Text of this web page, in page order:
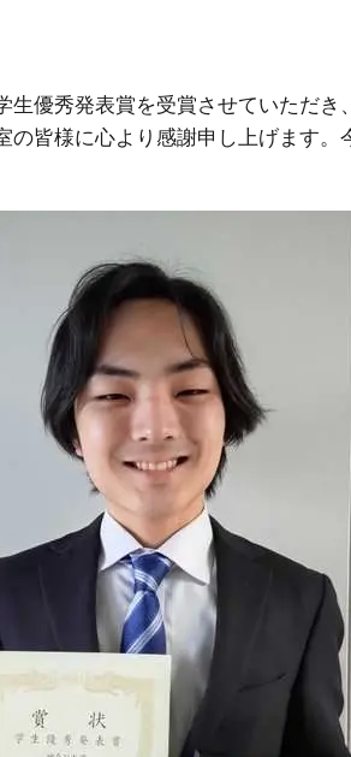
優秀発表賞を受賞させていただ
皆様に心より感謝申し上げます